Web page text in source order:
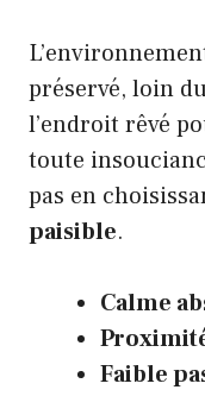
préservé, loin
l’endroit rêvé
toute
pas en
paisible.
Calme
Faible